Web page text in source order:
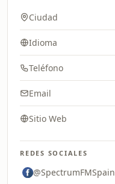
Ciudad
Idioma
Teléfono
Email
Sitio Web
REDES SOCIALES
@SpectrumFMSpain